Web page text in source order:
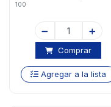
100
Comprar
Agregar a la lista